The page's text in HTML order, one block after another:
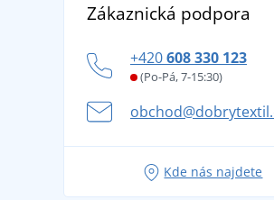
Potisk a výšivka
Věrnostní program BONTIS +
tradicí od roku 1976
Letní dobrodružství začíná balením
se na dovolenou bez starostí
Tipy na svěží outfity pro pohodové léto
Zákaznická podpora
+420608 330 123
(Po-Pá, 7-15:30)
Kde nás najdete